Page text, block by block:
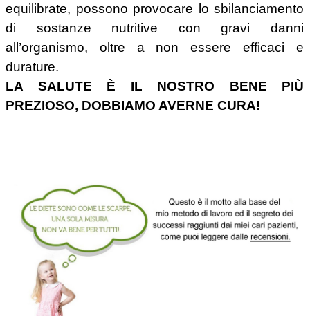
equilibrate, possono provocare lo sbilanciamento
di sostanze nutritive con gravi danni
all’organismo, oltre a non essere efficaci e
durature.
LA SALUTE È IL NOSTRO BENE PIÙ
PREZIOSO, DOBBIAMO AVERNE CURA!